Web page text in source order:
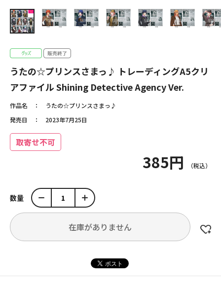
うたの☆プリンスさまっ♪ トレーディングA5クリ
アファイル Shining Detective Agency Ver.
作品名
うたの☆プリンスさまっ♪
発売日
2023年7月25日
取寄せ不可
385円
数量
在庫がありません